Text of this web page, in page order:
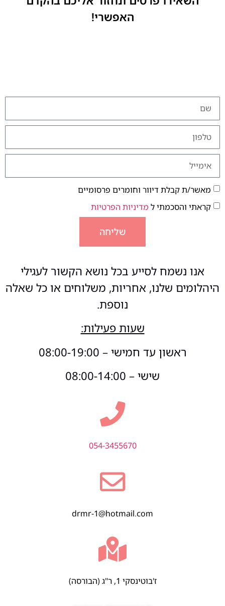
האפשרי!
מאשר/ת קבלת דיוור וחומרים פרסומיים
קראתי והסכמתי ל מדיניות הפרטיות
שליחה
אנו נשמח לסייע בכל נושא הקשור לעגילי
היהלומים שלנו, אחריות, משלוחים או כל שאלה
נוספת.
שעות פעילות:
ראשון עד חמישי – 08:00-19:00
שישי – 08:00-14:00
054-3455670
drmr-1@hotmail.com
ז'בוטינסקי 1, ר"ג (הבורסה)